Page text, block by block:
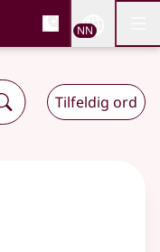
og
NN
Tilfeldig ord